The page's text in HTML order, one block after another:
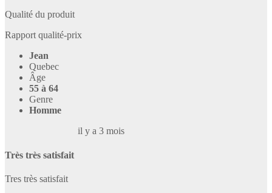
Qualité du produit
Rapport qualité-prix
Jean
Quebec
Âge
55 à 64
Genre
Homme
il y a 3 mois
Très très satisfait
Tres très satisfait